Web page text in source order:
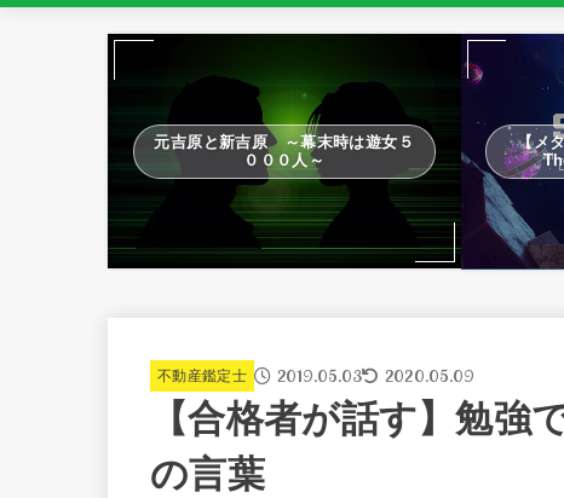
元吉原と新吉原 ～幕末時は遊女５
０００人～
【メ
不動産鑑定士 2019.05.03 2020.05.09
【合格者が話す】勉強
の言葉